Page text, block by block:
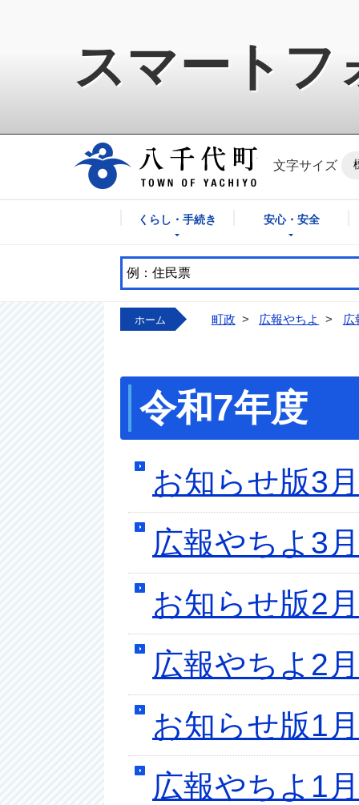
スマートフ
八千代町公式ホ
文字サイズ
くらし・手続き 安心・安全
ホーム 町政 > 広報やちよ > 広
令和7年度
お知らせ版3
広報やちよ3
お知らせ版2
広報やちよ2
お知らせ版1
広報やちよ1